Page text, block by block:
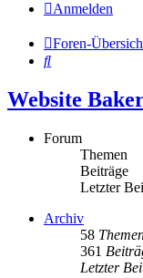
Anmelden
Foren-
Suche
Website
Forum
Themen
Beiträge
Letzter
Archiv
58
361
Letzter